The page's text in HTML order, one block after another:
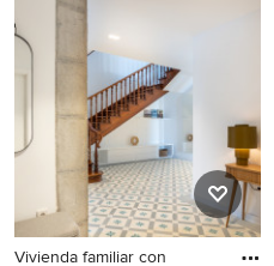
weißer Wandfarbe, braunem
Holzboden und braunem
Boden in Tokio
Vivienda familiar con